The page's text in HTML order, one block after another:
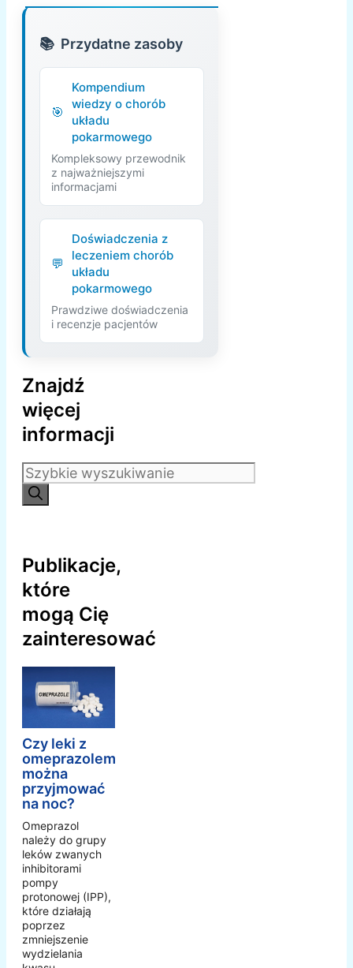
Przydatne zasoby
Kompendium
wiedzy o chorób
układu
pokarmowego
Kompleksowy przewodnik
z najważniejszymi
informacjami
Doświadczenia z
leczeniem chorób
układu
pokarmowego
Prawdziwe doświadczenia
i recenzje pacjentów
Znajdź
więcej
informacji
Szukaj:
Publikacje,
które
mogą Cię
zainteresować
Czy leki z
omeprazolem
można
przyjmować
na noc?
Omeprazol
należy do grupy
leków zwanych
inhibitorami
pompy
protonowej (IPP),
które działają
poprzez
zmniejszenie
wydzielania